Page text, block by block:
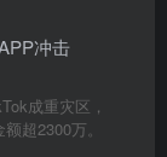
冲击
成重灾区，
超2300万。​